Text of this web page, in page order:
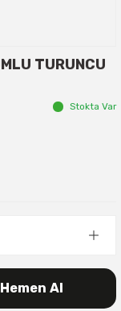
TURUNCU
Stokta Var
Hemen Al